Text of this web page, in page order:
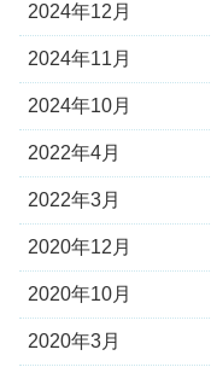
2024年12月
2024年11月
2024年10月
2022年4月
2022年3月
2020年12月
2020年10月
2020年3月